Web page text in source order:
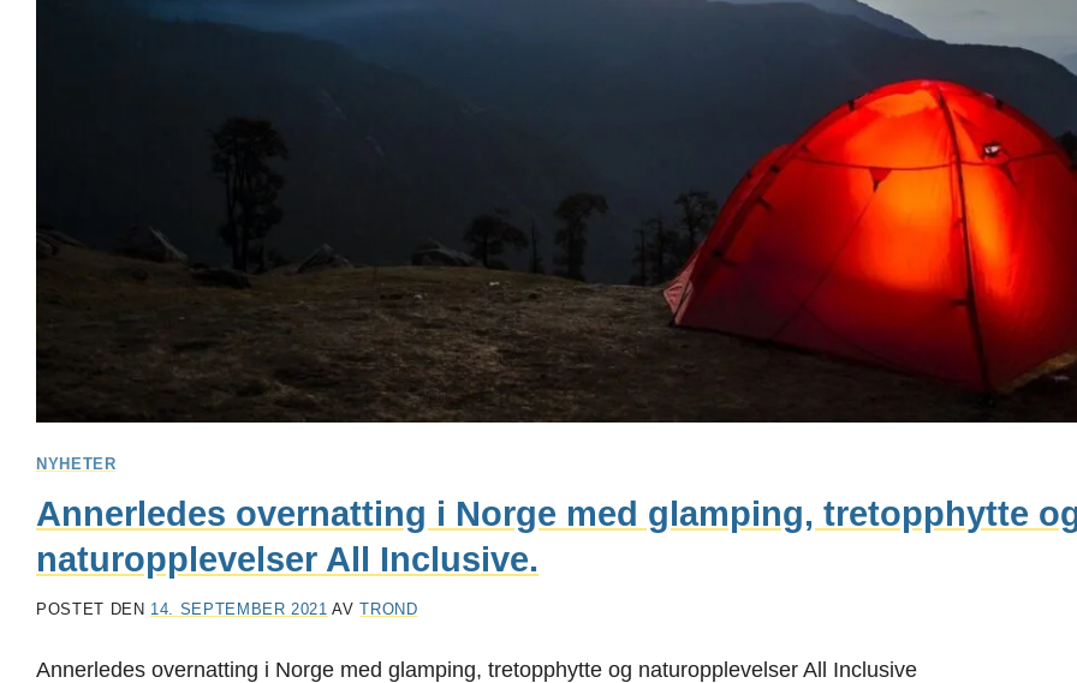
NYHETER
Annerledes overnatting i Norge med glamping, tretopphytte
naturopplevelser All Inclusive.
POSTET DEN 14. SEPTEMBER 2021 AVTROND
Annerledes overnatting i Norge med glamping, tretopphytte og naturopplevelser All Inclusive